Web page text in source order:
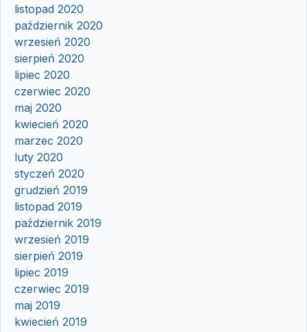
listopad 2020
październik 2020
wrzesień 2020
sierpień 2020
lipiec 2020
czerwiec 2020
maj 2020
kwiecień 2020
marzec 2020
luty 2020
styczeń 2020
grudzień 2019
listopad 2019
październik 2019
wrzesień 2019
sierpień 2019
lipiec 2019
czerwiec 2019
maj 2019
kwiecień 2019